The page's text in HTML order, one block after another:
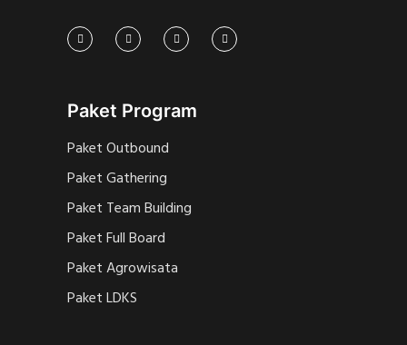
Paket Program
Paket Outbound
Paket Gathering
Paket Team Building
Paket Full Board
Paket Agrowisata
Paket LDKS